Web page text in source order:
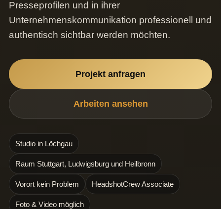
Presseprofilen und in ihrer
Unternehmenskommunikation professionell und
authentisch sichtbar werden möchten.
Projekt anfragen
Arbeiten ansehen
Studio in Löchgau
Raum Stuttgart, Ludwigsburg und Heilbronn
Vorort kein Problem HeadshotCrew Associate
Foto & Video möglich